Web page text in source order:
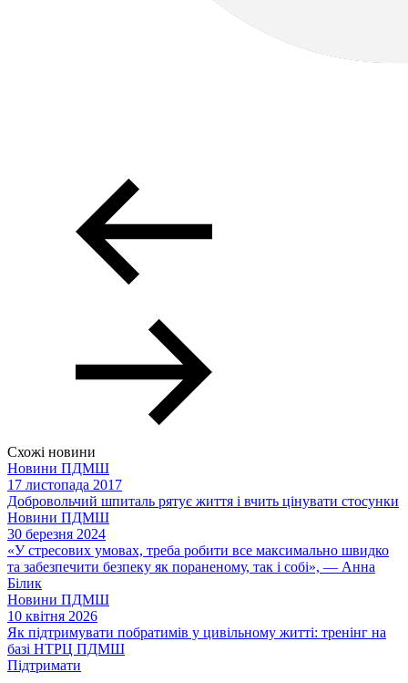
Схожі новини
Новини ПДМШ
17 листопада 2017
Добровольчий шпиталь рятує життя і вчить цінувати стосунки
Новини ПДМШ
30 березня 2024
«У стресових умовах, треба робити все максимально швидко
та забезпечити безпеку як пораненому, так і собі», — Анна
Білик
Новини ПДМШ
10 квітня 2026
Як підтримувати побратимів у цивільному житті: тренінг на
базі НТРЦ ПДМШ
Підтримати